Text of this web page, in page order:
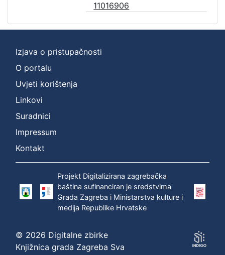
11016906
Izjava o pristupačnosti
O portalu
Uvjeti korištenja
Linkovi
Suradnici
Impressum
Kontakt
Projekt Digitalizirana zagrebačka
baština sufinanciran je sredstvima
Grada Zagreba i Ministarstva kulture i
medija Republike Hrvatske
© 2026 Digitalne zbirke
Knjižnica grada Zagreba Sva